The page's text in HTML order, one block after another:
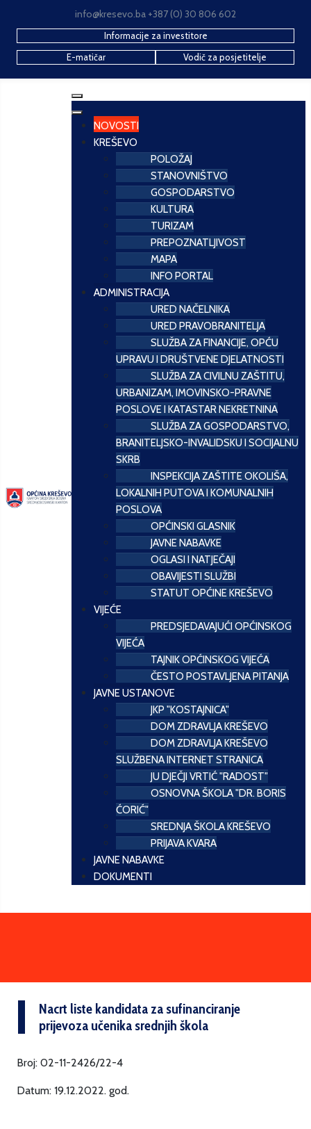
info@kresevo.ba +387 (0) 30 806 602
Informacije za investitore
E-matičar
Vodič za posjetitelje
NOVOSTI
KREŠEVO
POLOŽAJ
STANOVNIŠTVO
GOSPODARSTVO
KULTURA
TURIZAM
PREPOZNATLJIVOST
MAPA
INFO PORTAL
ADMINISTRACIJA
URED NAČELNIKA
URED PRAVOBRANITELJA
SLUŽBA ZA FINANCIJE, OPĆU
UPRAVU I DRUŠTVENE DJELATNOSTI
SLUŽBA ZA CIVILNU ZAŠTITU,
URBANIZAM, IMOVINSKO-PRAVNE
POSLOVE I KATASTAR NEKRETNINA
SLUŽBA ZA GOSPODARSTVO,
BRANITELJSKO-INVALIDSKU I SOCIJALNU
SKRB
INSPEKCIJA ZAŠTITE OKOLIŠA,
LOKALNIH PUTOVA I KOMUNALNIH
POSLOVA
OPĆINSKI GLASNIK
JAVNE NABAVKE
OGLASI I NATJEČAJI
OBAVIJESTI SLUŽBI
STATUT OPĆINE KREŠEVO
VIJEĆE
PREDSJEDAVAJUĆI OPĆINSKOG
VIJEĆA
TAJNIK OPĆINSKOG VIJEĆA
ČESTO POSTAVLJENA PITANJA
JAVNE USTANOVE
JKP "KOSTAJNICA"
DOM ZDRAVLJA KREŠEVO
DOM ZDRAVLJA KREŠEVO
SLUŽBENA INTERNET STRANICA
JU DJEČJI VRTIĆ "RADOST"
OSNOVNA ŠKOLA "DR. BORIS
ĆORIĆ"
SREDNJA ŠKOLA KREŠEVO
PRIJAVA KVARA
JAVNE NABAVKE
DOKUMENTI
Nacrt liste kandidata za sufinanciranje
prijevoza učenika srednjih škola
Broj: 02-11-2426/22-4
Datum: 19.12.2022. god.